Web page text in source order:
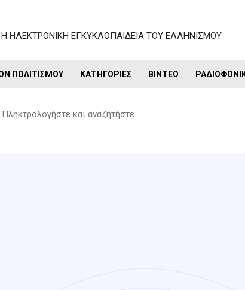
Η ΗΛΕΚΤΡΟΝΙΚΗ ΕΓΚΥΚΛΟΠΑΙΔΕΙΑ ΤΟΥ ΕΛΛΗΝΙΣΜΟΥ
ΠΟΛΙΤΙΣΜΟΎ ΚΑΤΗΓΟΡΊΕΣ ΒΊΝΤΕΟ